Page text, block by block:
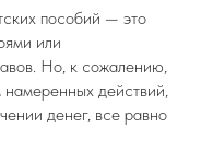
пособий — это
или
Но, к сожалению,
намеренных действий,
денег, все равно